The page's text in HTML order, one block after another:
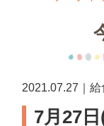
2021.07.27｜
7月27